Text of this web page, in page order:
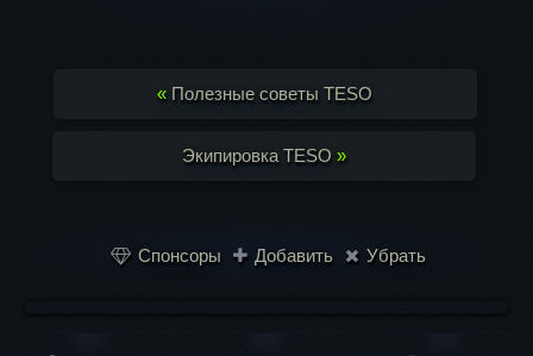
« Полезные советы TESO
Экипировка TESO »
Спонсоры Добавить Убрать